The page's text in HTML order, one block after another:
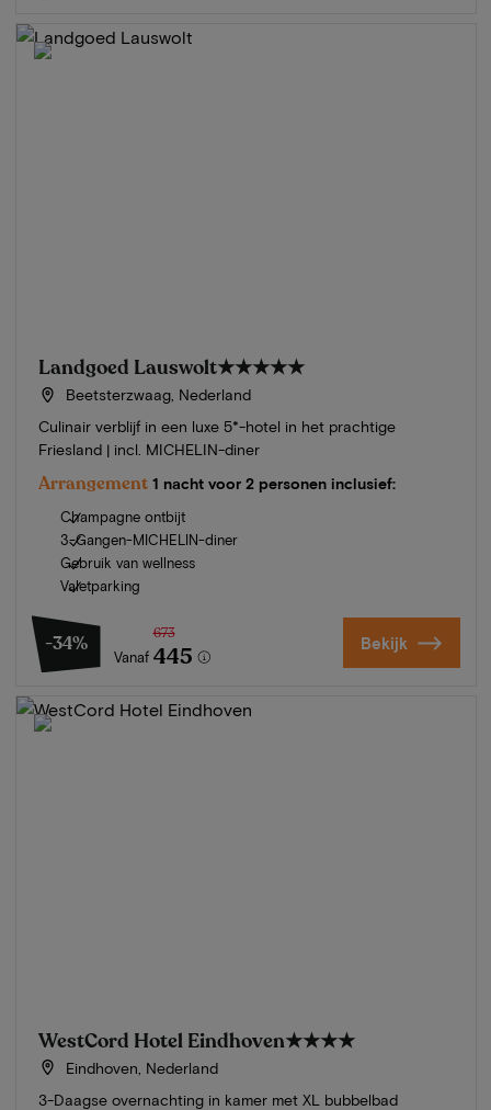
Landgoed Lauswolt★★★★★
Beetsterzwaag, Nederland
Culinair verblijf in een luxe 5*-hotel in het prachtige
Friesland | incl. MICHELIN-diner
Arrangement 1 nacht voor 2 personen inclusief:
Champagne ontbijt
3-Gangen-MICHELIN-diner
Gebruik van wellness
Valetparking
-34%
Vanaf
673
445 Bekijk
WestCord Hotel Eindhoven★★★★
Eindhoven, Nederland
3-Daagse overnachting in kamer met XL bubbelbad